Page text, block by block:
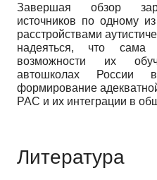
Завершая обзор
источников по одному
расстройствами
надеяться, что сама
возможности их
автошколах России
формирование
РАС и их интеграции в
Литература